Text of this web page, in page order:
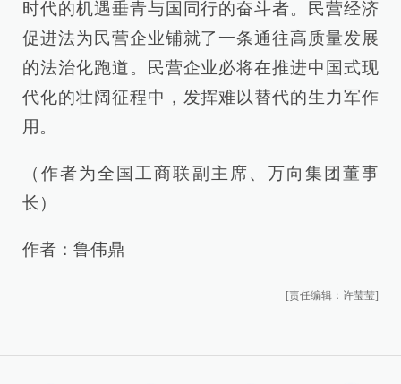
时代的机遇垂青与国同行的奋斗者。民营经济
促进法为民营企业铺就了一条通往高质量发展
的法治化跑道。民营企业必将在推进中国式现
代化的壮阔征程中，发挥难以替代的生力军作
用。
（作者为全国工商联副主席、万向集团董事
长）
作者：鲁伟鼎
[责任编辑：许莹莹]